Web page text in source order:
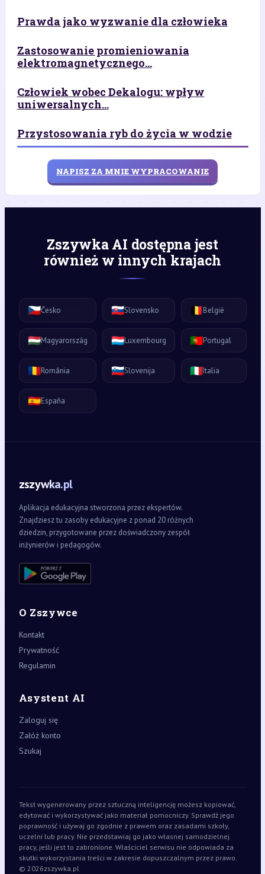
Prawda jako wyzwanie dla człowieka
Zastosowanie promieniowania
elektromagnetycznego...
Człowiek wobec Dekalogu: wpływ
uniwersalnych...
Przystosowania ryb do życia w wodzie
NAPISZ ZA MNIE WYPRACOWANIE
Zszywka AI dostępna jest
również w innych krajach
🇨🇿Česko 🇸🇰Slovensko 🇧🇪België
🇭🇺Magyarország 🇱🇺Luxembourg 🇵🇹Portugal
🇷🇴România 🇸🇮Slovenija 🇮🇹Italia
🇪🇸España
zszywka.pl
Aplikacja edukacyjna stworzona przez ekspertów.
Znajdziesz tu zasoby edukacyjne z ponad 20 różnych
dziedzin, przygotowane przez doświadczony zespół
inżynierów i pedagogów.
O Zszywce
Kontakt
Prywatność
Regulamin
Asystent AI
Zaloguj się
Załóż konto
Szukaj
Tekst wygenerowany przez sztuczną inteligencję możesz kopiować,
edytować i wykorzystywać jako materiał pomocniczy. Sprawdź jego
poprawność i używaj go zgodnie z prawem oraz zasadami szkoły,
uczelni lub pracy. Nie przedstawiaj go jako własnej samodzielnej
pracy, jeśli jest to zabronione. Właściciel serwisu nie odpowiada za
skutki wykorzystania treści w zakresie dopuszczalnym przez prawo.
© 2026zszywka.pl